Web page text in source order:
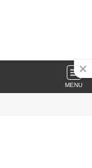
MENU